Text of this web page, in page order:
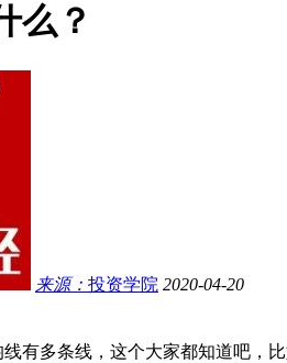
么？
来源： 投资学院 2020-04-20
线有多条线，这个大家都知道吧，